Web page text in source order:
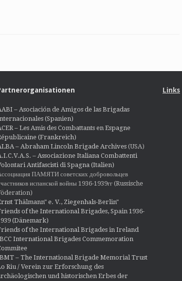
– Asociación de Amigos de las Brigadas
(Spanien)
– Les Amis des Combattants en Espagne
(Frankreich)
– Abraham Lincoln Brigade Archives(USA)
– Associazione Italiana Combattenti
Antifascisti di Spagna (Italien)
ПАМЯТИ советских добровольцев
испанской войны 1936-1939гг (Russische
Thälmann" e. V., Ziegenhals-Berlin"
of the International Brigades, Spain 1936-
(Dänemark)
of the International Brigades in Ireland
International Brigades Commemoration
– The International Brigade Memorial Trust
Riu / Verein zur Erforschung des
und historischen Erbes der
Links